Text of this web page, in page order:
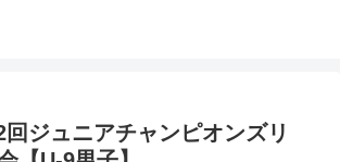
ジュニアチャンピオンズリ